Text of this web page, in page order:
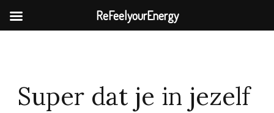
Super dat je in jezelf
ReFeelyourEnergy